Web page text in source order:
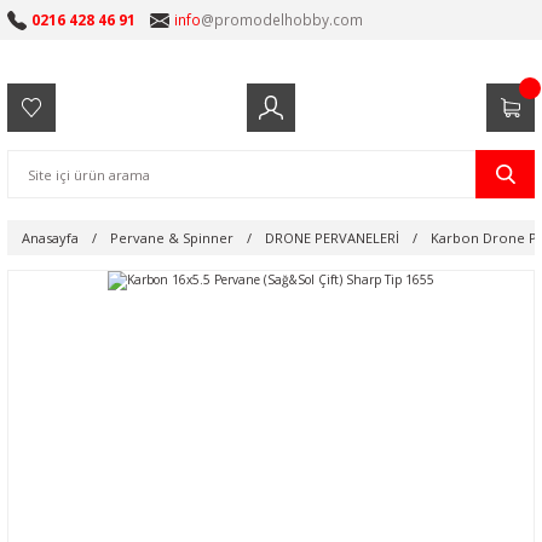
0216 428 46 91 info@promodelhobby.com
Anasayfa Pervane & Spinner DRONE PERVANELERİ Karbon Drone